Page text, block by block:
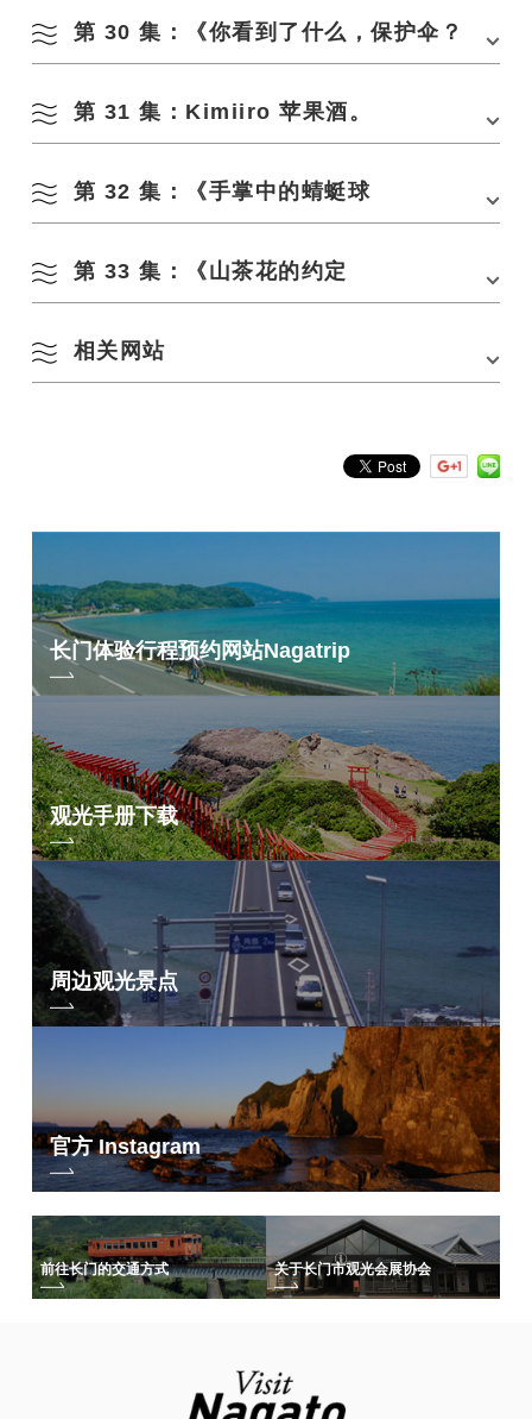
地点：神木川公园
日期：4 月初
第 30 集：《你看到了什么，保护伞？
地点：Nami no Hashidate /青海岛海滨酒店/ 靠近清爽的海滩
日期：7 月下旬
第 31 集：Kimiiro 苹果酒。
地点： 长门汤本温泉 IC 附近
日期： 8 月下旬。
第 32 集：《手掌中的蜻蜓球
地点：Toufuri 河绿色防蚀公园/38 号县道沿线/津田农场直销店附近
日期：11 月下旬。
第 33 集：《山茶花的约定
⇒ 目前正在提交。
相关网站
官方 Instagram（YUKUTE，长门市旅游信息中心）
长门体验行程预约网站Nagatrip
观光手册下载
周边观光景点
官方 Instagram
前往长门的交通方式 关于长门市观光会展协会